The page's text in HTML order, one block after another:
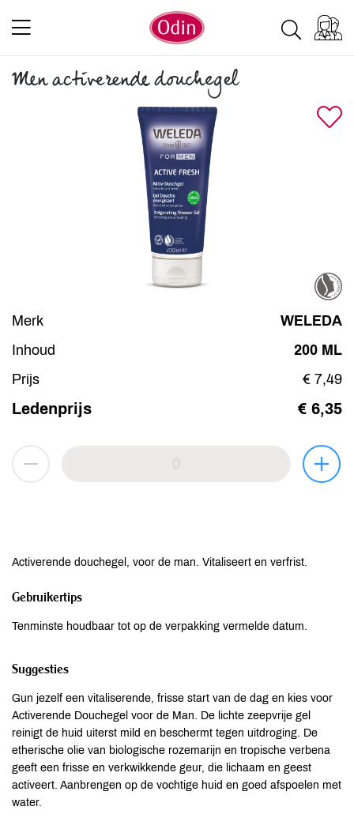
Men activerende douchegel
Merk
WELEDA
Inhoud
200 ML
Prijs
€ 7,49
Ledenprijs € 6,35
Activerende douchegel, voor de man. Vitaliseert en verfrist.
Gebruikertips
Tenminste houdbaar tot op de verpakking vermelde datum.
Suggesties
Gun jezelf een vitaliserende, frisse start van de dag en kies voor
Activerende Douchegel voor de Man. De lichte zeepvrije gel
reinigt de huid uiterst mild en beschermt tegen uitdroging. De
etherische olie van biologische rozemarijn en tropische verbena
geeft een frisse en verkwikkende geur, die lichaam en geest
activeert. Aanbrengen op de vochtige huid en goed afspoelen met
water.